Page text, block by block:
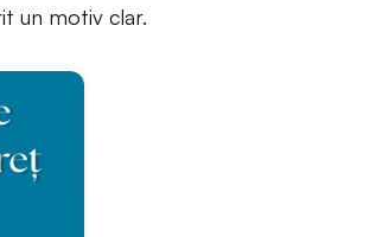
un motiv clar.